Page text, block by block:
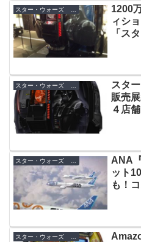
1200
ィシ
「ス
スタ
販売
４店
スター・ウォーズ キャンペーン
ANA
ット
も！